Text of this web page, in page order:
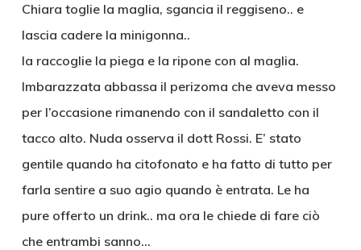
Chiara toglie la maglia, sgancia il reggiseno.. e
lascia cadere la minigonna..
la raccoglie la piega e la ripone con al maglia.
Imbarazzata abbassa il perizoma che aveva messo
per l’occasione rimanendo con il sandaletto con il
tacco alto. Nuda osserva il dott Rossi. E’ stato
gentile quando ha citofonato e ha fatto di tutto per
farla sentire a suo agio quando è entrata. Le ha
pure offerto un drink.. ma ora le chiede di fare ciò
che entrambi sanno…